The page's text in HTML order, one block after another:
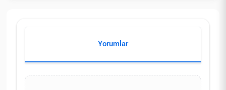
Yorumlar